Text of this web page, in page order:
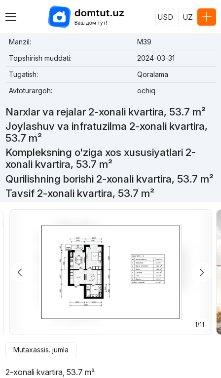
USD UZ
Manzil:
M39
Topshirish muddati:
2024-03-31
Tugatish:
Qoralama
Avtoturargoh:
ochiq
Narxlar va rejalar 2-xonali kvartira, 53.7 m²
Joylashuv va infratuzilma 2-xonali kvartira,
53.7 m²
Kompleksning o'ziga xos xususiyatlari 2-
xonali kvartira, 53.7 m²
Qurilishning borishi 2-xonali kvartira, 53.7 m²
Tavsif 2-xonali kvartira, 53.7 m²
1/11
Mutaxassis. jumla
2-xonali kvartira, 53.7 m²